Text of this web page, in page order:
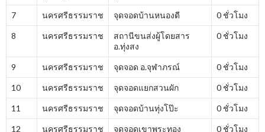
7 นครศรีธรรมราช จุดจอดบ้านหนองดี 0 ชั่วโมง
8 นครศรีธรรมราช
สถานีขนส่งผู้โดยสาร
อ.ทุ่งสง
0 ชั่วโมง
9 นครศรีธรรมราช จุดจอด อ.จุฬาภรณ์ 0 ชั่วโมง
10 นครศรีธรรมราช จุดจอดแยกสวนผัก 0 ชั่วโมง
11 นครศรีธรรมราช จุดจอดบ้านทุ่งโป๊ะ 0 ชั่วโมง
12 นครศรีธรรมราช จุดจอดเขาพระทอง 0 ชั่วโมง